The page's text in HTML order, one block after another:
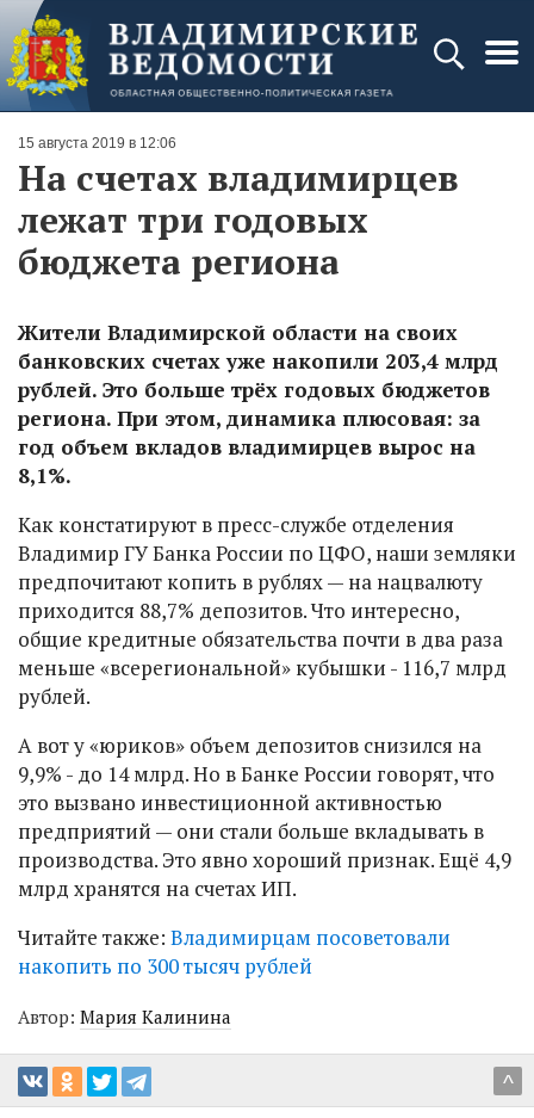
15 августа 2019 в 12:06
На счетах владимирцев
лежат три годовых
бюджета региона
Жители Владимирской области на своих
банковских счетах уже накопили 203,4 млрд
рублей. Это больше трёх годовых бюджетов
региона. При этом, динамика плюсовая: за
год объем вкладов владимирцев вырос на
8,1%.
Как констатируют в пресс-службе отделения
Владимир ГУ Банка России по ЦФО, наши земляки
предпочитают копить в рублях — на нацвалюту
приходится 88,7% депозитов. Что интересно,
общие кредитные обязательства почти в два раза
меньше «всерегиональной» кубышки - 116,7 млрд
рублей.
А вот у «юриков» объем депозитов снизился на
9,9% - до 14 млрд. Но в Банке России говорят, что
это вызвано инвестиционной активностью
предприятий — они стали больше вкладывать в
производства. Это явно хороший признак. Ещё 4,9
млрд хранятся на счетах ИП.
Читайте также: Владимирцам посоветовали
накопить по 300 тысяч рублей
Автор: Мария Калинина
^